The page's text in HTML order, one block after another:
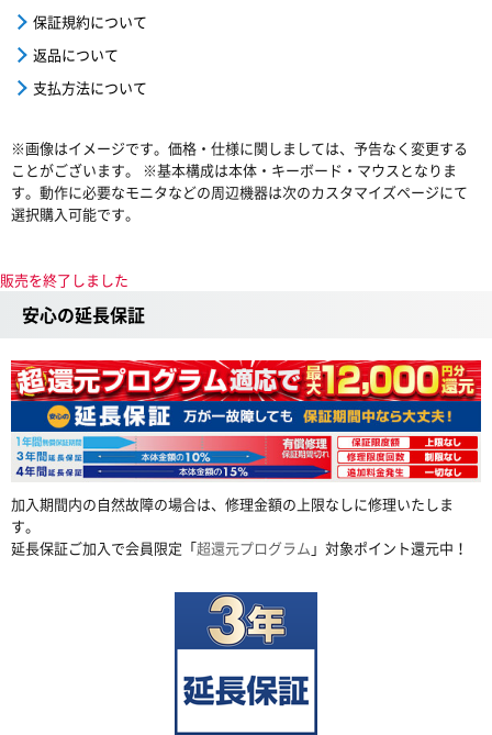
保証規約について
返品について
支払方法について
※画像はイメージです。価格・仕様に関しましては、予告なく変更する
ことがございます。 ※基本構成は本体・キーボード・マウスとなりま
す。動作に必要なモニタなどの周辺機器は次のカスタマイズページにて
選択購入可能です。
販売を終了しました
安心の延長保証
加入期間内の自然故障の場合は、修理金額の上限なしに修理いたしま
す。
延長保証ご加入で会員限定「超還元プログラム 」対象ポイント還元中！